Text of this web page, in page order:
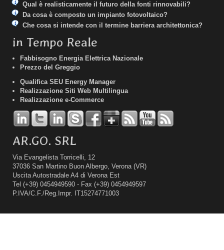
Qual è realisticamente il futuro della fonti rinnovabili?
Da cosa è composto un impianto fotovoltaico?
Che cosa si intende con il termine barriera architettonica?
in Tempo Reale
Fabbisogno Energia Elettrica Nazionale
Prezzo del Greggio
Qualifica SEU Energy Manager
Realizzazione Siti Web Multilingua
Realizzazione e-Commerce
AR.GO. SRL
Via Evangelista Torricelli, 12
37036 San Martino Buon Albergo, Verona (VR)
Uscita Autostradale A4 di Verona Est
Tel (+39) 0454949590 - Fax (+39) 0454949597
P.IVA/C.F. /Reg.Impr. IT15274771003